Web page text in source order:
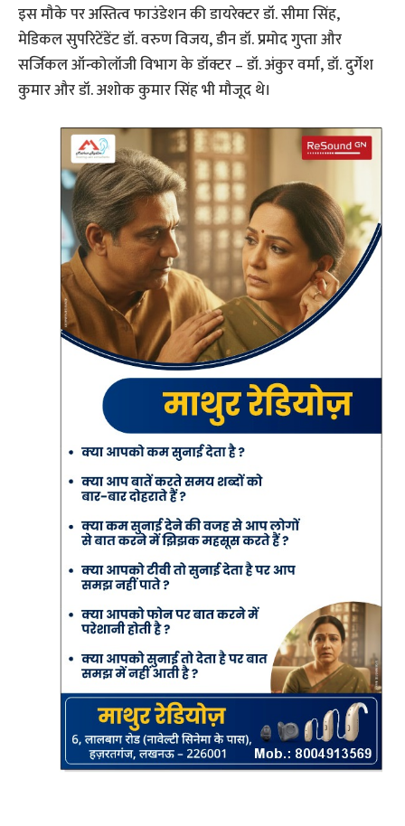
इस मौके पर अस्तित्व फाउंडेशन की डायरेक्टर डॉ. सीमा सिंह,
मेडिकल सुपरिटेंडेंट डॉ. वरुण विजय, डीन डॉ. प्रमोद गुप्ता और
सर्जिकल ऑन्कोलॉजी विभाग के डॉक्टर – डॉ. अंकुर वर्मा, डॉ. दुर्गेश
कुमार और डॉ. अशोक कुमार सिंह भी मौजूद थे।